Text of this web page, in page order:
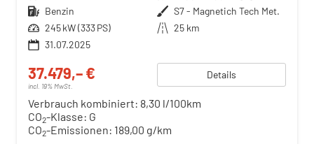
Kraftstoff Benzin Außenfarbe S7 - Magnetich Tech Met.
Leistung 245 kW (333 PS) Kilometerstand 25 km
31.07.2025
37.479,– €
incl. 19% MwSt.
Details
Verbrauch kombiniert: 8,30 l/100km
CO2-Klasse: G
CO2-Emissionen: 189,00 g/km